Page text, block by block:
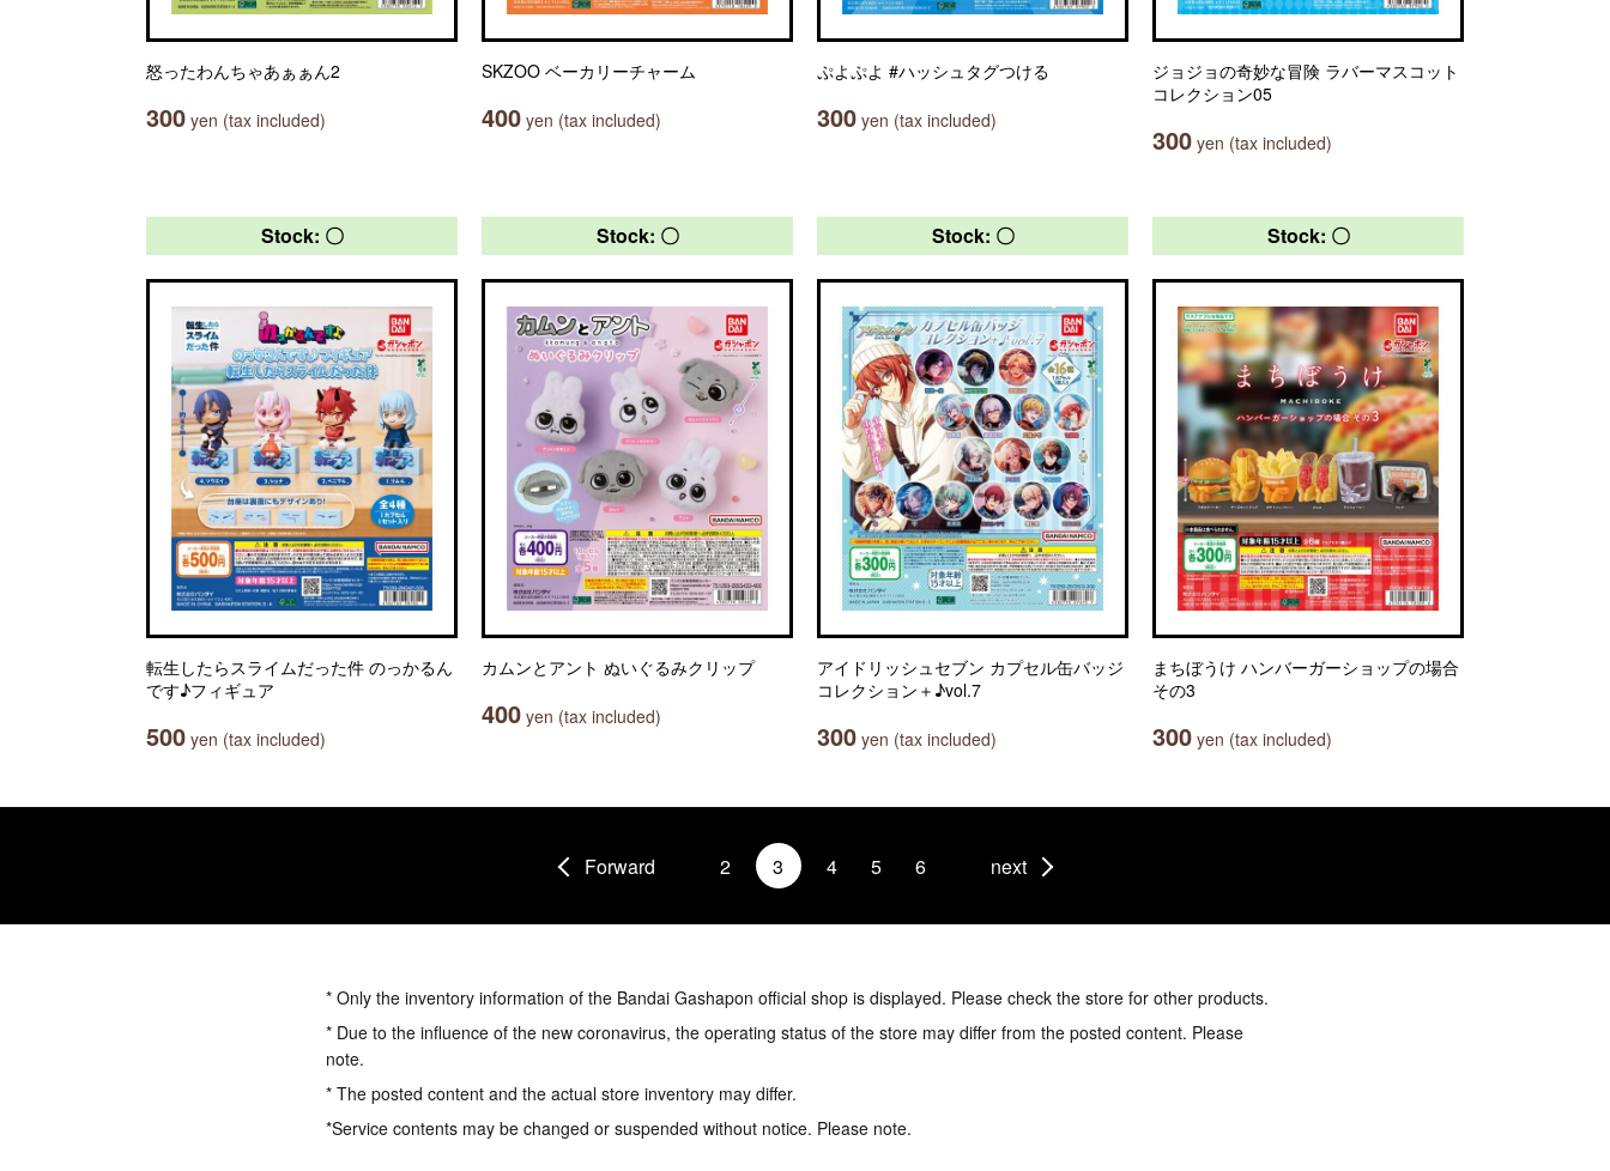
怒ったわんちゃあぁぁん2
300 yen (tax included)
SKZOO ベーカリーチャーム
400 yen (tax included)
ぷよぷよ #ハッシュタグつける
300 yen (tax included)
ジョジョの奇妙な冒険 ラバーマスコット
コレクション05
300 yen (tax included)
Stock: 〇
転生したらスライムだった件 のっかるん
です♪フィギュア
500 yen (tax included)
Stock: 〇
カムンとアント ぬいぐるみクリップ
400 yen (tax included)
Stock: 〇
アイドリッシュセブン カプセル缶バッジ
コレクション＋♪vol.7
300 yen (tax included)
Stock: 〇
まちぼうけ ハンバーガーショップの場合
その3
300 yen (tax included)
Forward 2 3 4 5 6 next
* Only the inventory information of the Bandai Gashapon official shop is displayed. Please check the store for other products.
* Due to the influence of the new coronavirus, the operating status of the store may differ from the posted content. Please
note.
* The posted content and the actual store inventory may differ.
*Service contents may be changed or suspended without notice. Please note.